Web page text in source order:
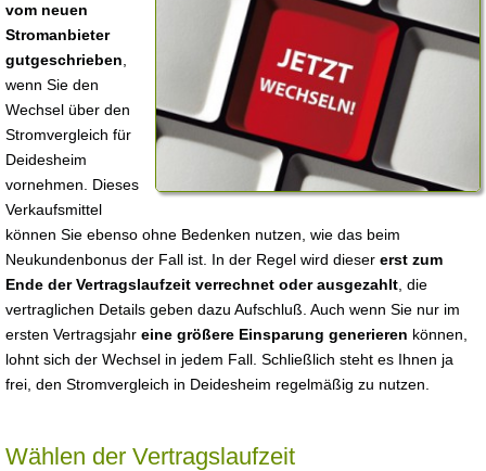
vom neuen
Stromanbieter
gutgeschrieben
wenn Sie den
Wechsel über den
Stromvergleich für
Deidesheim
vornehmen. Dieses
Verkaufsmittel
können Sie ebenso ohne Bedenken nutzen, wie das beim
Neukundenbonus der Fall ist. In der Regel wird dieser erst zum
Ende der Vertragslaufzeit verrechnet oder ausgezahlt , die
vertraglichen Details geben dazu Aufschluß. Auch wenn Sie nur im
ersten Vertragsjahr eine größere Einsparung generieren können,
lohnt sich der Wechsel in jedem Fall. Schließlich steht es Ihnen ja
frei, den Stromvergleich in Deidesheim regelmäßig zu nutzen.
Wählen der Vertragslaufzeit